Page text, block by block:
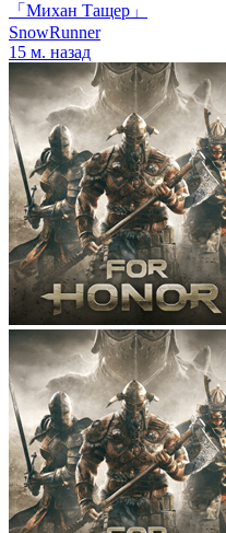
「Михан Тащер」
SnowRunner
15 м. назад